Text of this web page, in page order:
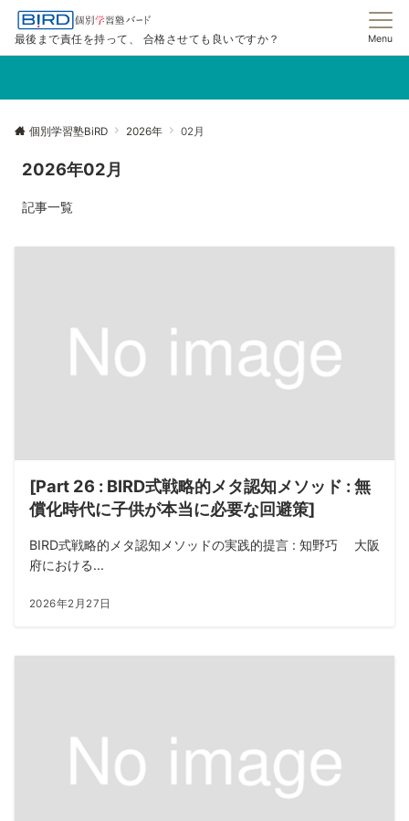
最後まで責任を持って、 合格させても良いですか？ Menu
個別学習塾BiRD 2026年 02月
2026年02月
記事一覧
[Part 26 : BIRD式戦略的メタ認知メソッド : 無
償化時代に子供が本当に必要な回避策]
BIRD式戦略的メタ認知メソッドの実践的提言 : 知野巧 大阪
府における...
2026年2月27日